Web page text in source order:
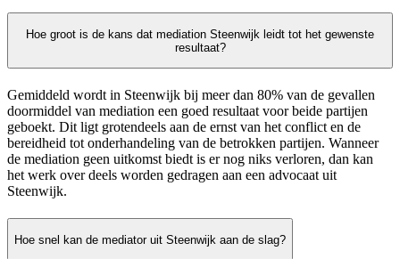
Hoe groot is de kans dat mediation Steenwijk leidt tot het gewenste
resultaat?
Gemiddeld wordt in Steenwijk bij meer dan 80% van de gevallen
doormiddel van mediation een goed resultaat voor beide partijen
geboekt. Dit ligt grotendeels aan de ernst van het conflict en de
bereidheid tot onderhandeling van de betrokken partijen. Wanneer
de mediation geen uitkomst biedt is er nog niks verloren, dan kan
het werk over deels worden gedragen aan een advocaat uit
Steenwijk.
Hoe snel kan de mediator uit Steenwijk aan de slag?